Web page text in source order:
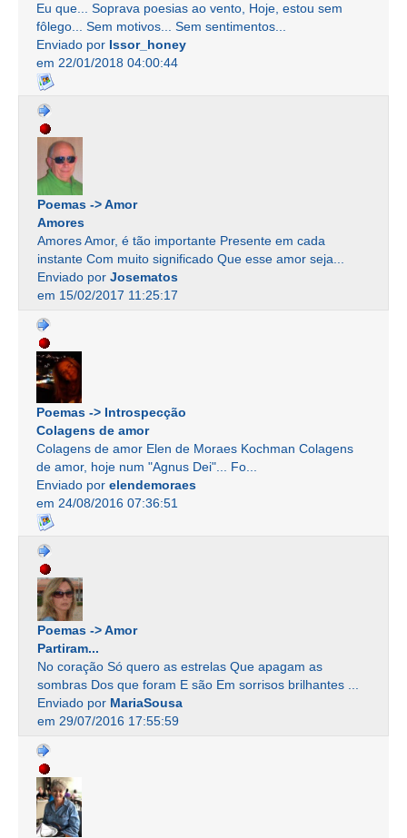
Eu que... Soprava poesias ao vento, Hoje, estou sem
fôlego... Sem motivos... Sem sentimentos...
Enviado por Issor_honey
em 22/01/2018 04:00:44
Poemas -> Amor
Amores
Amores Amor, é tão importante Presente em cada
instante Com muito significado Que esse amor seja...
Enviado por Josematos
em 15/02/2017 11:25:17
Poemas -> Introspecção
Colagens de amor
Colagens de amor Elen de Moraes Kochman Colagens
de amor, hoje num "Agnus Dei"... Fo...
Enviado por elendemoraes
em 24/08/2016 07:36:51
Poemas -> Amor
Partiram...
No coração Só quero as estrelas Que apagam as
sombras Dos que foram E são Em sorrisos brilhantes ...
Enviado por MariaSousa
em 29/07/2016 17:55:59